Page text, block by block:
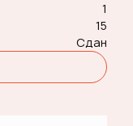
1
15
Сдан